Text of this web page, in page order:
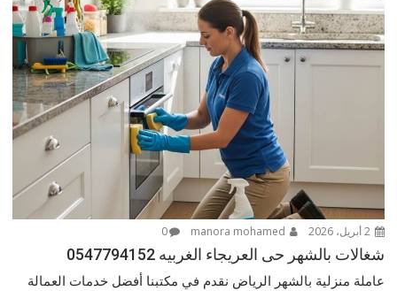
2 أبريل، 2026 0
شغالات بالشهر حى العريجاء الغربيه 0547794152
عاملة منزلية بالشهر الرياض نقدم في مكتبنا أفضل خدمات العمالة